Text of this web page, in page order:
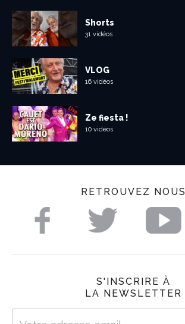
Shorts
31 vidéos
VLOG
16 vidéos
Ze fiesta !
10 vidéos
RETROUVEZ NOUS
S'INSCRIRE À
LA NEWSLETTER